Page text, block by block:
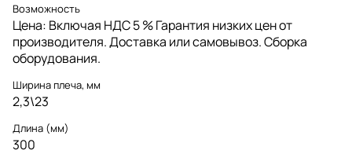
Возможность
Цена: Включая НДС 5 % Гарантия низких цен от
производителя. Доставка или самовывоз. Сборка
оборудования.
Ширина плеча, мм
2,3\23
Длина (мм)
300